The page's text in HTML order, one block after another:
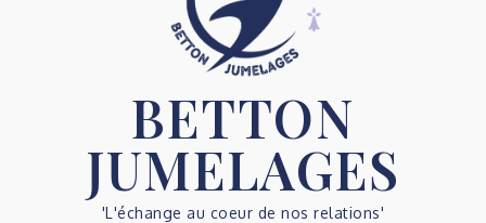
BETTON
JUMELAGES
'L'échange au coeur de nos relations'